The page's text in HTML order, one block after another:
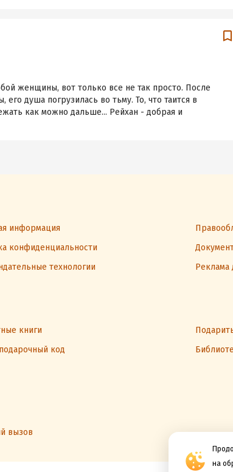
на
женщины, вот только все не так просто. После
душа погрузилась во тьму. То, что таится в
как можно дальше... Рейхан - добрая и
информация
конфиденциальности
технологии Реклама
книги
код
вызов